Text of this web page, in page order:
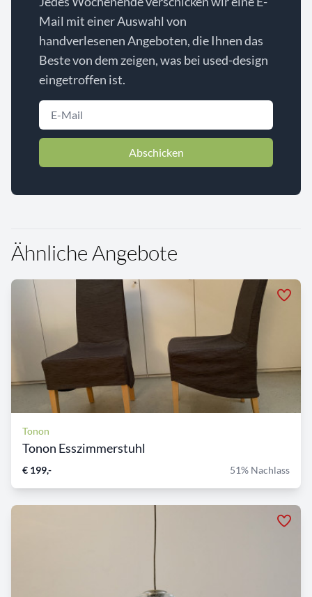
Mail mit einer Auswahl von
handverlesenen Angeboten, die Ihnen das
Beste von dem zeigen, was bei used-design
eingetroffen ist.
Abschicken
Ähnliche Angebote
Tonon
Tonon Esszimmerstuhl
€ 199,- 51% Nachlass